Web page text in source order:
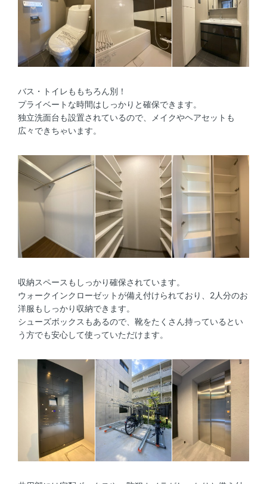
バス・トイレももちろん別！
プライベートな時間はしっかりと確保できます。
独立洗面台も設置されているので、メイクやヘアセットも
広々できちゃいます。
収納スペースもしっかり確保されています。
ウォークインクローゼットが備え付けられており、2人分のお
洋服もしっかり収納できます。
シューズボックスもあるので、靴をたくさん持っているとい
う方でも安心して使っていただけます。